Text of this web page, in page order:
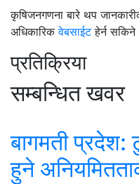
कृषिजनगणना बारे थप
अधिकारिकवेबसाईटहेर्न
प्रतिक्रिया
सम्बन्धित खवर
बागमती प्रदेश:
हुने